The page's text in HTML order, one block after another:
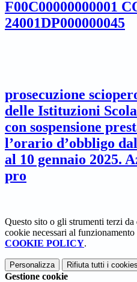
F00C00000000001
24001DP000000045
prosecuzione
delle Istituzioni
con sospensione
l’orario d’obbligo
al 10 gennaio 2025.
pro
Questo sito o gli strumenti terzi
cookie necessari al
COOKIE POLICY.
Personalizza Rifiuta tutti i cookies
Gestione cookie